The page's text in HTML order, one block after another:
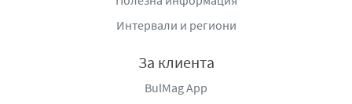
www.berezka.bg
Интервали и региони
За клиента
BulMag App